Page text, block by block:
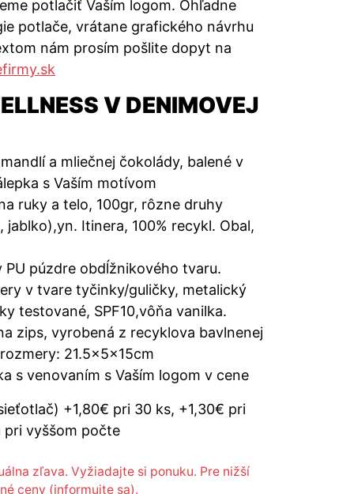
potlačiť Vaším logom. Ohľadne
potlače, vrátane grafického návrhu
nám prosím pošlite dopyt na
V DENIMOVEJ
a mliečnej čokolády, balené v
s Vaším motívom
ruky a telo, 100gr, rôzne druhy
jablko),yn. Itinera, 100% recykl. Obal,
PU púzdre obdĺžnikového tvaru.
v tvare tyčinky/guličky, metalický
testované, SPF10,vôňa vanilka.
zips, vyrobená z recyklova bavlnenej
21.5x5x15cm
s venovaním s Vaším logom v cene
+1,80€ pri 30 ks, +1,30€ pri
pri vyššom počte
zľava. Vyžiadajte si ponuku. Pre nižší
ceny (informujte sa).